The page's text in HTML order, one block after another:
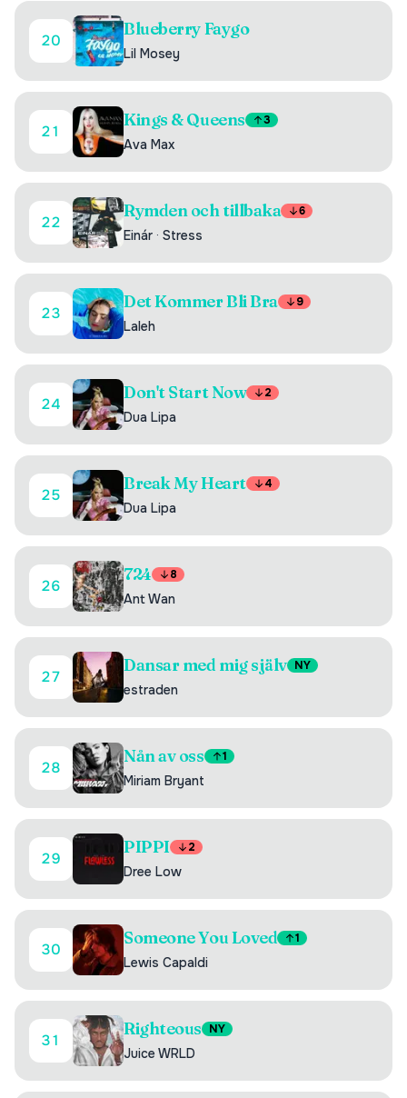
20
Blueberry Faygo
Lil Mosey
21
Kings & Queens 3
Ava Max
22
Rymden och tillbaka 6
Einár · Stress
23
Det Kommer Bli Bra 9
Laleh
24
Don't Start Now 2
Dua Lipa
25
Break My Heart 4
Dua Lipa
26
724 8
Ant Wan
27
Dansar med mig själv NY
estraden
28
Nån av oss 1
Miriam Bryant
29
PIPPI 2
Dree Low
30
Someone You Loved 1
Lewis Capaldi
31
Righteous NY
Juice WRLD